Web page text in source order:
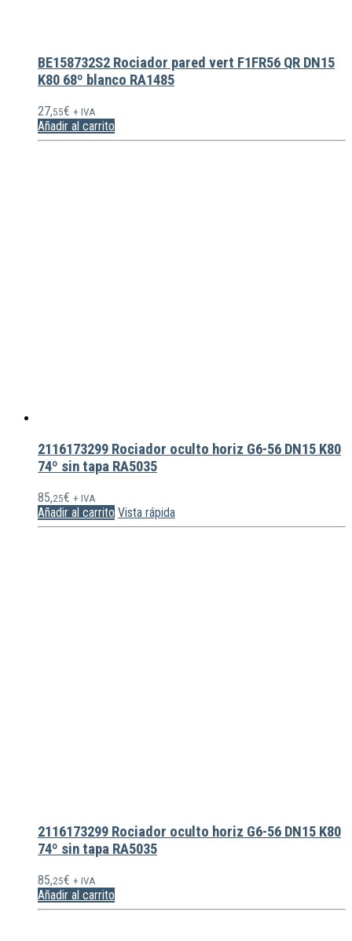
BE158732S2 Rociador pared vert F1FR56 QR DN15
K80 68º blanco RA1485
27,55€ + IVA
Añadir al carrito
2116173299 Rociador oculto horiz G6-56 DN15 K80
74º sin tapa RA5035
85,25€ + IVA
Añadir al carrito Vista rápida
2116173299 Rociador oculto horiz G6-56 DN15 K80
74º sin tapa RA5035
85,25€ + IVA
Añadir al carrito